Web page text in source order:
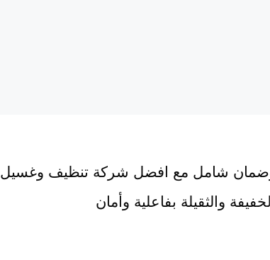
شامل مع افضل شركة تنظيف وغسيل
والثقيلة بفاعلية وأمان